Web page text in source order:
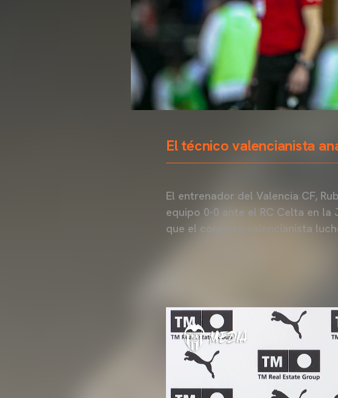
El técnico valencianista
El entrenador del Valencia CF,
equipo 0-0 ante el RC Celta en la
que el conjunto valencianista